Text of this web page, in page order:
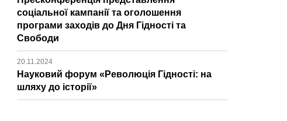
соціальної кампанії та оголошення
програми заходів до Дня Гідності та
Свободи
20.11.2024
Науковий форум «Революція Гідності: на
шляху до історії»